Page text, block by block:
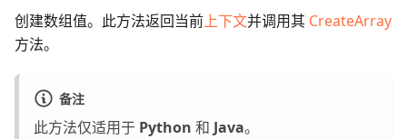
创建数组值。此方法返回当前上下文并调用其 CreateArray
方法。
备注
此方法仅适用于 Python 和 Java。